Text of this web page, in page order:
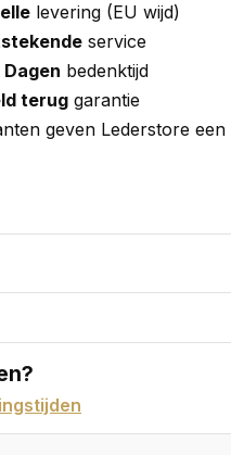
levering (EU wijd)
service
bedenktijd
terug garantie
geven Lederstore een